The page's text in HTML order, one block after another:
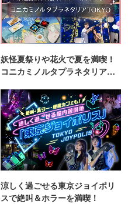
妖怪夏祭りや花火で夏を満喫！
コニカミノルタプラネタリア
涼しく過ごせる東京ジョイポリ
スで絶叫＆ホラーを満喫！